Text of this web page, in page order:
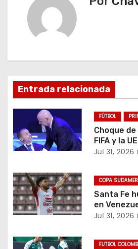
c
i
ó
d
e
n
r
Entrada relacionada
FÚTBOL
Choque
FIFA y la
Jul 31, 2026
COPA
Santa Fe
en
Jul 31, 2026
FUTBOL